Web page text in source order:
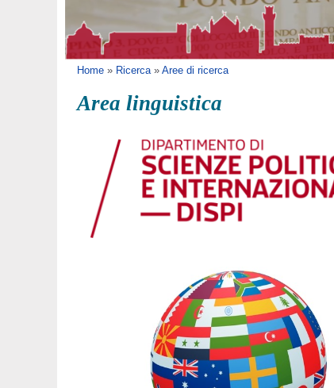
Tu sei qui
Home » Ricerca » Aree di ricerca
Area linguistica